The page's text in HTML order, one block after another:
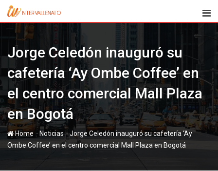
Skip
content
Jorge Celedón inauguró su
cafetería ‘Ay Ombe Coffee’ en
el centro comercial Mall Plaza
en Bogotá
Home - Noticias-Jorge Celedón inauguró su cafetería ‘Ay
Ombe Coffee’ en el centro comercial Mall Plaza en Bogotá